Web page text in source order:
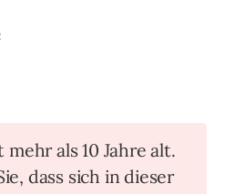
als 10 Jahre alt.
dass sich in dieser